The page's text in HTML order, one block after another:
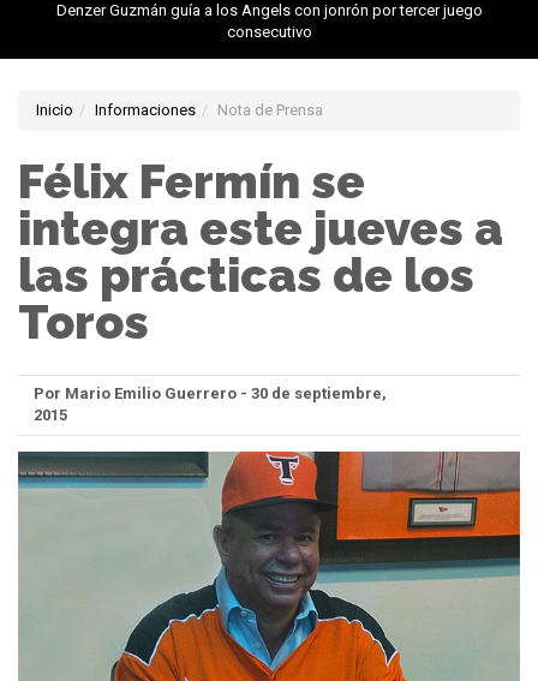
Denzer Guzmán guía a los Angels con jonrón por tercer juego
consecutivo
Inicio Informaciones Nota de Prensa
Félix Fermín se
integra este jueves a
las prácticas de los
Toros
Por Mario Emilio Guerrero - 30 de septiembre,
2015